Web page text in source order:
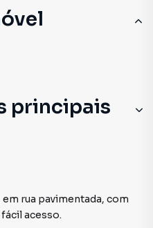
principais
rua pavimentada, com
acesso.